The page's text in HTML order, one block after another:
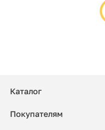
Каталог
Покупателям